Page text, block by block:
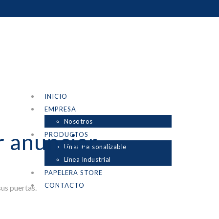
INICIO
EMPRESA
Nosotros
PRODUCTOS
Línea Personalizable
Línea Industrial
PAPELERA STORE
CONTACTO
anunciar
puertas.